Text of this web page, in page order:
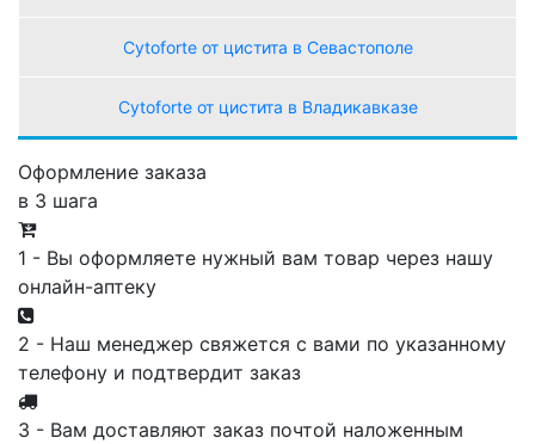
Сytoforte от цистита в Севастополе
Сytoforte от цистита в Владикавказе
Оформление заказа
в 3 шага
1 - Вы оформляете нужный вам товар через нашу
онлайн-аптеку
2 - Наш менеджер свяжется с вами по указанному
телефону и подтвердит заказ
3 - Вам доставляют заказ почтой наложенным